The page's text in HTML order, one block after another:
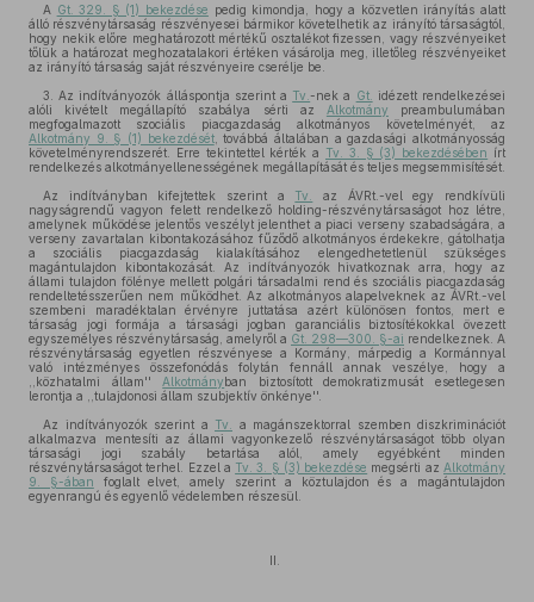
A Gt. 329. § (1) bekezdése pedig kimondja, hogy a közvetlen irányítás alatt
álló részvénytársaság részvényesei bármikor követelhetik az irányító társaságtól,
hogy nekik előre meghatározott mértékű osztalékot fizessen, vagy részvényeiket
tőlük a határozat meghozatalakori értéken vásárolja meg, illetőleg részvényeiket
az irányító társaság saját részvényeire cserélje be.
3. Az indítványozók álláspontja szerint a Tv.-nek a Gt.
idézett rendelkezései
alóli kivételt megállapító szabálya sérti az Alkotmány preambulumában
megfogalmazott szociális piacgazdaság alkotmányos követelményét, az
Alkotmány 9. § (1) bekezdését, továbbá általában a gazdasági alkotmányosság
követelményrendszerét. Erre tekintettel kérték a Tv. 3. § (3) bekezdésében írt
rendelkezés alkotmányellenességének megállapítását és teljes megsemmisítését.
Az indítványban kifejtettek szerint a Tv.
az ÁVRt.-vel egy rendkívüli
nagyságrendű vagyon felett rendelkező holding-részvénytársaságot hoz létre,
amelynek működése jelentős veszélyt jelenthet a piaci verseny szabadságára, a
verseny zavartalan kibontakozásához fűződő alkotmányos érdekekre, gátolhatja
a szociális piacgazdaság kialakításához elengedhetetlenül szükséges
magántulajdon kibontakozását. Az indítványozók hivatkoznak arra, hogy az
állami tulajdon fölénye mellett polgári társadalmi rend és szociális piacgazdaság
rendeltetésszerűen nem működhet. Az alkotmányos alapelveknek az ÁVRt.-vel
szembeni maradéktalan érvényre juttatása azért különösen fontos, mert e
társaság jogi formája a társasági jogban garanciális biztosítékokkal övezett
egyszemélyes részvénytársaság, amelyről a Gt. 298—300. §-ai rendelkeznek. A
részvénytársaság egyetlen részvényese a Kormány, márpedig a Kormánnyal
való intézményes összefonódás folytán fennáll annak veszélye, hogy a
,,közhatalmi állam'' Alkotmányban biztosított demokratizmusát esetlegesen
lerontja a ,,tulajdonosi állam szubjektív önkénye''.
Az indítványozók szerint a Tv.
a magánszektorral szemben diszkriminációt
alkalmazva mentesíti az állami vagyonkezelő részvénytársaságot több olyan
társasági jogi szabály betartása alól, amely egyébként minden
részvénytársaságot terhel. Ezzel a Tv. 3. § (3) bekezdése megsérti az Alkotmány
9. §-ában foglalt elvet, amely szerint a köztulajdon és a magántulajdon
egyenrangú és egyenlő védelemben részesül.
II.